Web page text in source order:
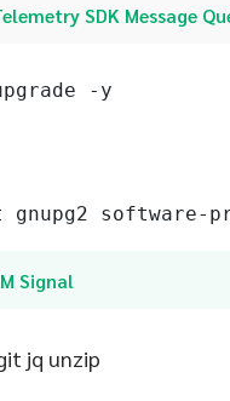
SDK Message
-y
software-
Signal
jq unzip